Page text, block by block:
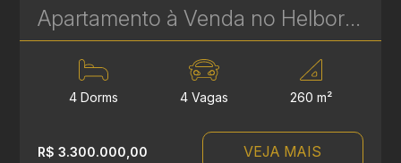
Apartamento à Venda no Helbor Landscape Ecoville - 4 Suítes - 255 m² | Ref. 1838
4 Dorms 4 Vagas 260 m²
R$ 3.300.000,00 VEJA MAIS